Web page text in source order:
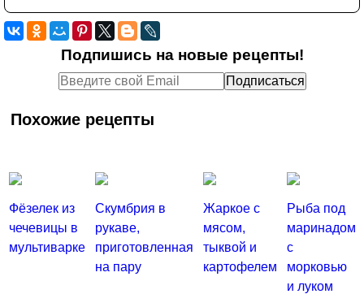
Подпишись на новые рецепты!
Похожие рецепты
Фёзелек из
чечевицы в
мультиварке
Скумбрия в
рукаве,
приготовленная
на пару
Жаркое с
мясом,
тыквой и
картофелем
Рыба под
маринадом
с
морковью
и луком